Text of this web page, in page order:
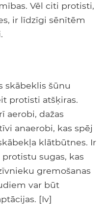
Vēl citi protisti,
ir līdzīgi sēnītēm
skābeklis šūnu
protisti atšķiras.
aerobi, dažas
anaerobi, kas spēj
klātbūtnes. Ir
sugas, kas
gremošanas
var būt
[Iv]